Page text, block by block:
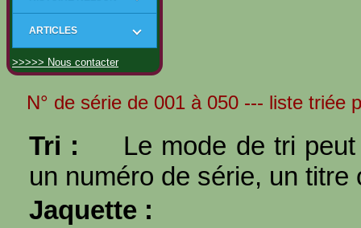
ARTICLES
>>>>> Nous contacter
N° de série de 001 à 050 --- liste triée
Tri :
Le mode de tri
un numéro de série, un titre
Jaquette :